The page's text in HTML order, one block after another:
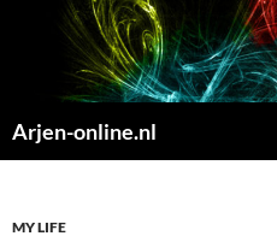
Arjen-online.nl
MY LIFE